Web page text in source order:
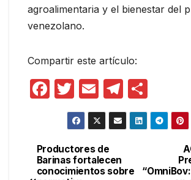
agroalimentaria y el bienestar del
venezolano.
Compartir este artículo:
F
e
b
T
w
itt
er
E
m
ail
T
el
e
a
o
m
ar
Navegación
Productores de
Barinas fortalecen
conocimientos sobre